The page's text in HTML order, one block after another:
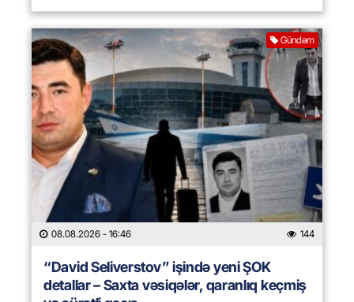
Gündəm
08.08.2026 - 16:46 144
“David Seliverstov” işində yeni ŞOK
detallar – Saxta vəsiqələr, qaranlıq keçmiş